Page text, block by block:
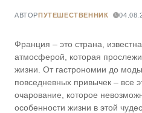
АВТОРПУТЕШЕСТВЕННИК
Франция – это страна,
атмосферой, которая
жизни. От гастрономии до
повседневных привычек – все
очарование, которое
особенности жизни в этой